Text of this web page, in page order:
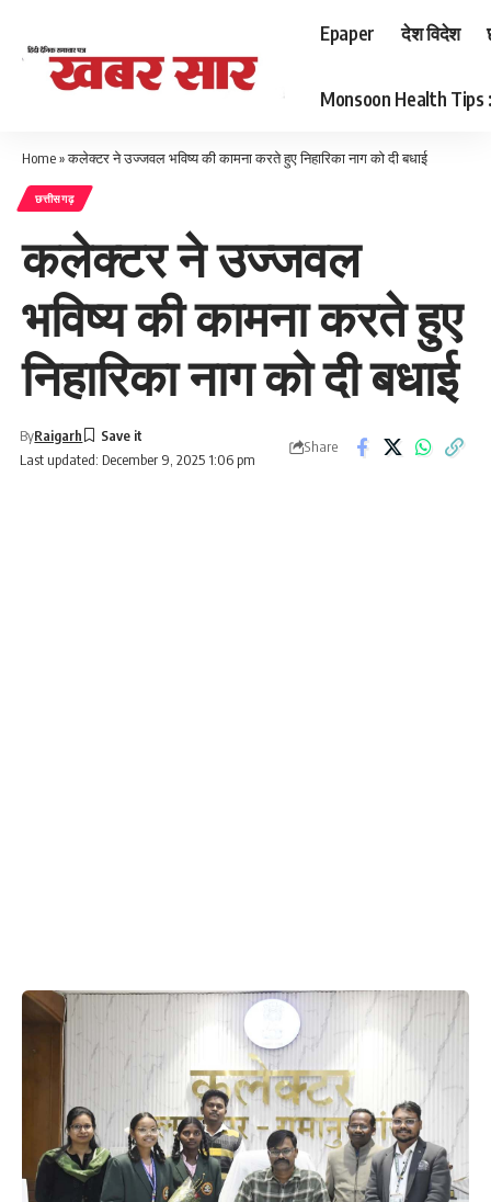
Epaper देश विदेश
Monsoon Health Tips :
Home»कलेक्टर ने उज्जवल भविष्य की कामना करते हुए निहारिका नाग को दी बधाई
छत्तीसगढ़
कलेक्टर ने उज्जवल
भविष्य की कामना करते हुए
निहारिका नाग को दी बधाई
Last updated: December 9, 2025 1:06 pm
ByRaigarh
Share